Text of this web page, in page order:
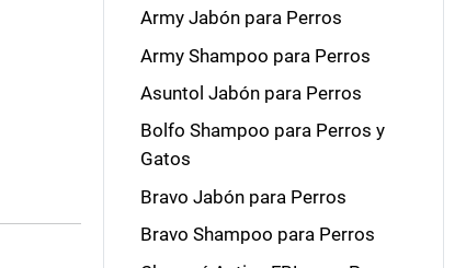
Army Jabón para Perros
Army Shampoo para Perros
Asuntol Jabón para Perros
Bolfo Shampoo para Perros y
Gatos
Bravo Jabón para Perros
Bravo Shampoo para Perros